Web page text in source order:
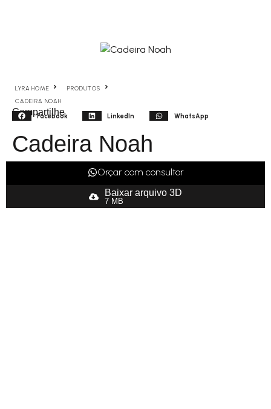
LYRA HOME
PRODUTOS
CADEIRA NOAH
Compartilhe
Facebook LinkedIn WhatsApp
Cadeira Noah
Orçar com consultor
Baixar arquivo 3D
7 MB